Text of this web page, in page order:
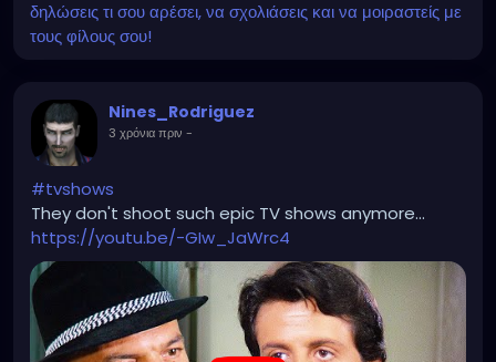
δηλώσεις τι σου αρέσει, να σχολιάσεις και να μοιραστείς με
τους φίλους σου!
Nines_Rodriguez
3 χρόνια πριν -
#tvshows
They don't shoot such epic TV shows anymore...
https://youtu.be/-GIw_JaWrc4